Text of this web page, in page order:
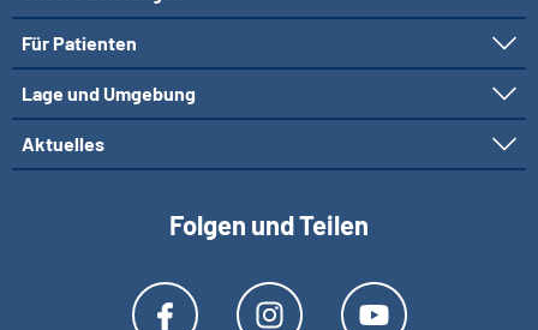
Für Patienten
Lage und Umgebung
Aktuelles
Folgen und Teilen